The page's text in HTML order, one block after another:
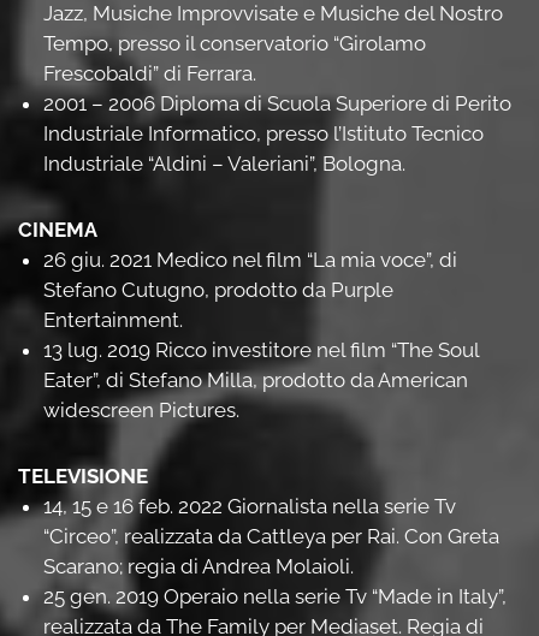
Jazz, Musiche Improvvisate e Musiche del Nostro
Tempo, presso il conservatorio “Girolamo
Frescobaldi” di Ferrara.
2001 – 2006 Diploma di Scuola Superiore di Perito
Industriale Informatico, presso l’Istituto Tecnico
Industriale “Aldini – Valeriani”, Bologna.
CINEMA
26 giu. 2021 Medico nel film “La mia voce”, di
Stefano Cutugno, prodotto da Purple
Entertainment.
13 lug. 2019 Ricco investitore nel film “The Soul
Eater”, di Stefano Milla, prodotto da American
widescreen Pictures.
TELEVISIONE
14, 15 e 16 feb. 2022 Giornalista nella serie Tv
“Circeo”, realizzata da Cattleya per Rai. Con Greta
Scarano; regia di Andrea Molaioli.
25 gen. 2019 Operaio nella serie Tv “Made in Italy”,
realizzata da The Family per Mediaset. Regia di